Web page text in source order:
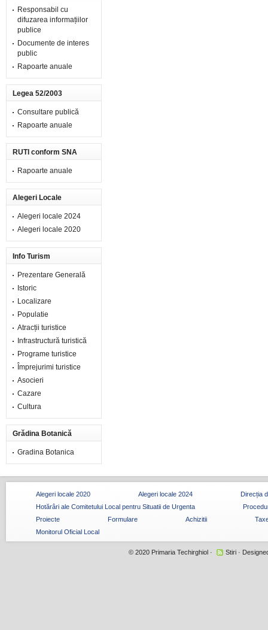
Responsabil cu
difuzarea informațiilor
publice
Documente de interes
public
Rapoarte anuale
Legea 52/2003
Consultare publică
Rapoarte anuale
RUTI conform SNA
Rapoarte anuale
Alegeri Locale
Alegeri locale 2024
Alegeri locale 2020
Info Turism
Prezentare Generală
Istoric
Localizare
Populatie
Atracții turistice
Infrastructură turistică
Programe turistice
Împrejurimi turistice
Asocieri
Cazare
Cultura
Grădina Botanică
Gradina Botanica
Alegeri locale 2020 Alegeri locale 2024
Direcția
Hotărâri ale Comitetului Local pentru Situatii de Urgenta
Proiecte
Formulare Achizitii
Monitorul Oficial Local
© 2020 Primaria Techirghiol· Stiri·